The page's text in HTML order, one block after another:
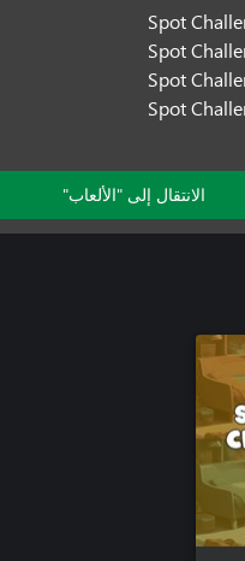
Spot
Spot
Spot
Spot
الانتقال إلى "الألعاب"